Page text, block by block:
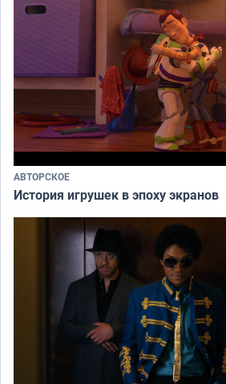
АВТОРСКОЕ
История игрушек в эпоху экранов